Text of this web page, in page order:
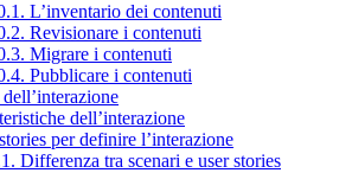
L’inventario dei contenuti
Revisionare i contenuti
Migrare i contenuti
Pubblicare i contenuti
dell’interazione
per definire l’interazione
Differenza tra scenari e user stories